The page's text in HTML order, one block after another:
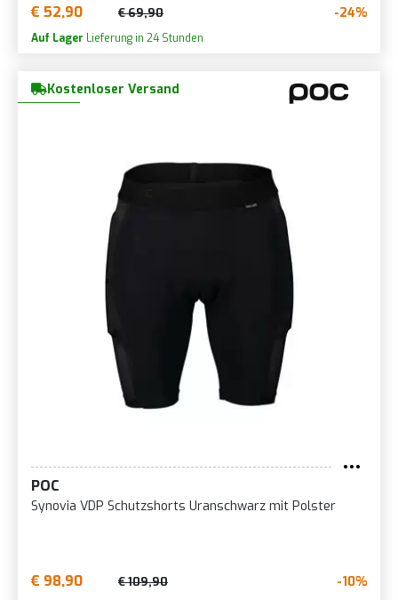
€ 52,90 € 69,90 -24%
Auf Lager Lieferung in 24 Stunden
Kostenloser Versand
POC
Synovia VDP Schutzshorts Uranschwarz mit Polster
€ 98,90 € 109,90 -10%